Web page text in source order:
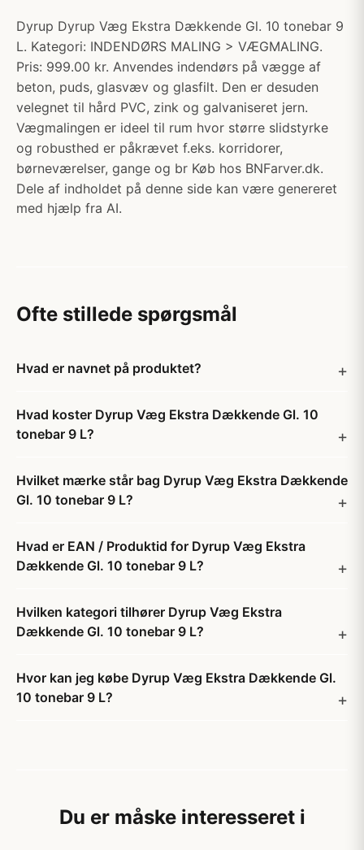
Dyrup Dyrup Væg Ekstra Dækkende Gl. 10 tonebar 9
L. Kategori: INDENDØRS MALING > VÆGMALING.
Pris: 999.00 kr. Anvendes indendørs på vægge af
beton, puds, glasvæv og glasfilt. Den er desuden
velegnet til hård PVC, zink og galvaniseret jern.
Vægmalingen er ideel til rum hvor større slidstyrke
og robusthed er påkrævet f.eks. korridorer,
børneværelser, gange og br Køb hos BNFarver.dk.
Dele af indholdet på denne side kan være genereret
med hjælp fra AI.
Ofte stillede spørgsmål
Hvad er navnet på produktet?
Hvad koster Dyrup Væg Ekstra Dækkende Gl. 10
tonebar 9 L?
Hvilket mærke står bag Dyrup Væg Ekstra Dækkende
Gl. 10 tonebar 9 L?
Hvad er EAN / Produktid for Dyrup Væg Ekstra
Dækkende Gl. 10 tonebar 9 L?
Hvilken kategori tilhører Dyrup Væg Ekstra
Dækkende Gl. 10 tonebar 9 L?
Hvor kan jeg købe Dyrup Væg Ekstra Dækkende Gl.
10 tonebar 9 L?
Du er måske interesseret i